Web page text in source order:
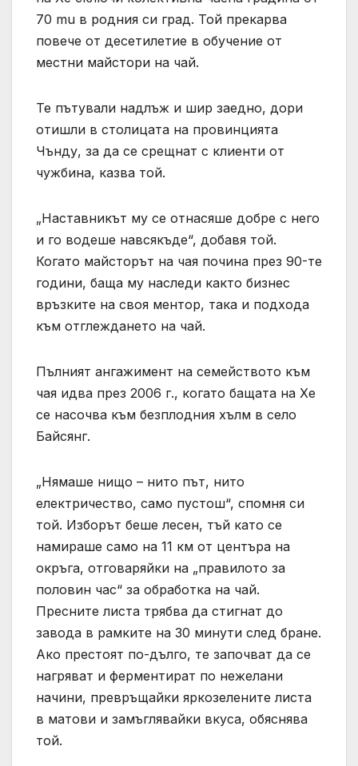
70 mu в родния си град. Той прекарва
повече от десетилетие в обучение от
местни майстори на чай.
Те пътували надлъж и шир заедно, дори
отишли ​​в столицата на провинцията
Чънду, за да се срещнат с клиенти от
чужбина, казва той.
„Наставникът му се отнасяше добре с него
и го водеше навсякъде“, добавя той.
Когато майсторът на чая почина през 90-те
години, баща му наследи както бизнес
връзките на своя ментор, така и подхода
към отглеждането на чай.
Пълният ангажимент на семейството към
чая идва през 2006 г., когато бащата на Хе
се насочва към безплодния хълм в село
Байсянг.
„Нямаше нищо – нито път, нито
електричество, само пустош“, спомня си
той. Изборът беше лесен, тъй като се
намираше само на 11 км от центъра на
окръга, отговаряйки на „правилото за
половин час“ за обработка на чай.
Пресните листа трябва да стигнат до
завода в рамките на 30 минути след бране.
Ако престоят по-дълго, те започват да се
нагряват и ферментират по нежелани
начини, превръщайки яркозелените листа
в матови и замъглявайки вкуса, обяснява
той.